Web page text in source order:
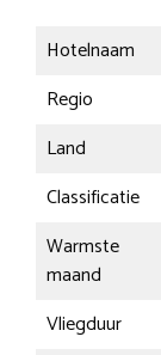
Hotelnaam
Regio
Land
Classificatie
Warmste
maand
Vliegduur